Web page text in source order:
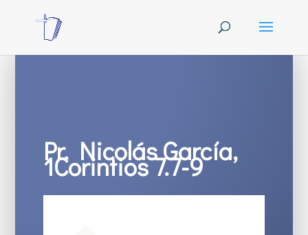
Pr. Nicolás García,
1Corintios 7.7-9